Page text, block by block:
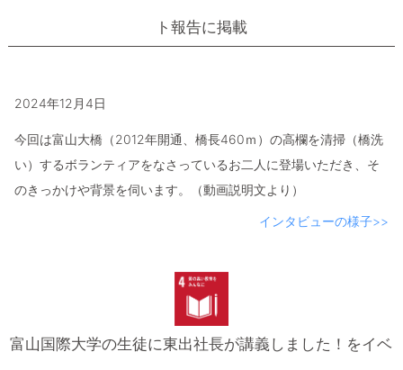
ト報告に掲載
2024年12月4日
今回は富山大橋（2012年開通、橋長460ｍ）の高欄を清掃（橋洗
い）するボランティアをなさっているお二人に登場いただき、そ
のきっかけや背景を伺います。（動画説明文より）
インタビューの様子>>
富山国際大学の生徒に東出社長が講義しました！をイベ